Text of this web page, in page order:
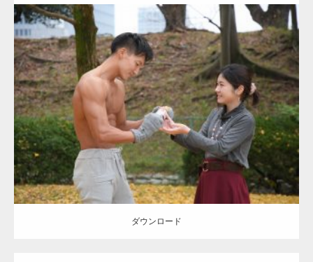
Update:2021.07.8
Category:公園のマッチョ その他 AKIHITO(細マッチョ) 上腕三頭筋
肩
ダウンロード
ダウンロード